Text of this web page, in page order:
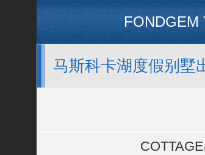
FONDGEM
马斯科卡湖度假别墅